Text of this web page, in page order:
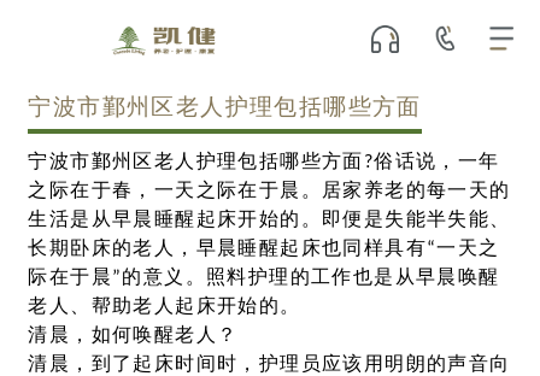
宁波市鄞州区老人护理包括哪些方面
宁波市鄞州区老人护理包括哪些方面?俗话说，一年
之际在于春，一天之际在于晨。居家养老的每一天的
生活是从早晨睡醒起床开始的。即便是失能半失能、
长期卧床的老人，早晨睡醒起床也同样具有“一天之
际在于晨”的意义。照料护理的工作也是从早晨唤醒
老人、帮助老人起床开始的。
清晨，如何唤醒老人？
清晨，到了起床时间时，护理员应该用明朗的声音向